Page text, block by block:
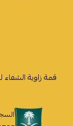
قمة زاوية الشفاء